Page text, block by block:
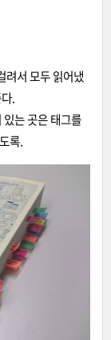
려서 모두 읽어냈
.
는 곳은 태그를
록.